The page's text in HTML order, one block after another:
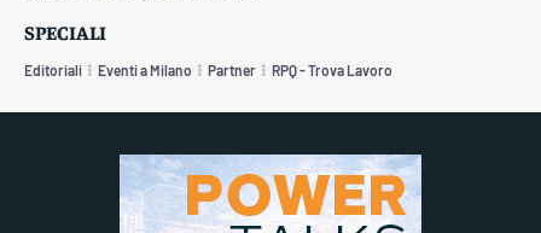
SPECIALI
Editoriali Eventi a Milano Partner RPQ - Trova Lavoro